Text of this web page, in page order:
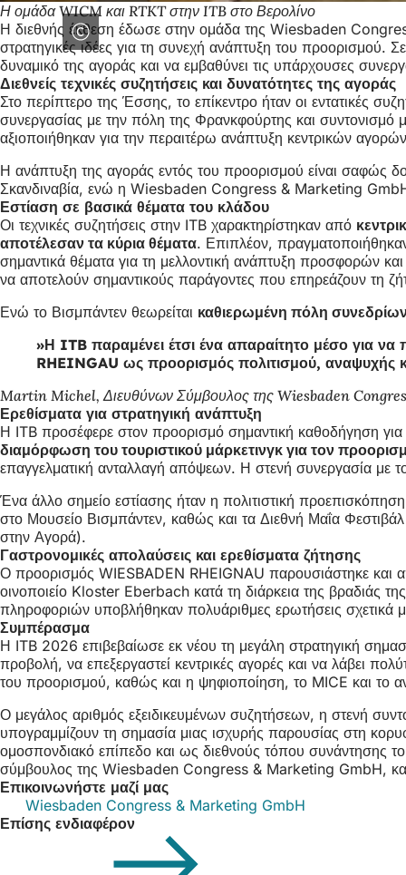
Η ομάδα WICM και RTKT στην ITB στο Βερολίνο
Η διεθνής έκθεση έδωσε στην ομάδα της Wiesbaden
στρατηγικές ιδέες για τη συνεχή ανάπτυξη του προορισμού.
δυναμικό της αγοράς και να εμβαθύνει τις υπάρχουσες
Διεθνείς τεχνικές συζητήσεις και δυνατότητες της αγοράς
Στο περίπτερο της Έσσης, το επίκεντρο ήταν οι εντατικές
συνεργασίας με την πόλη της Φρανκφούρτης και συντονισμό
αξιοποιήθηκαν για την περαιτέρω ανάπτυξη κεντρικών
Η ανάπτυξη της αγοράς εντός του προορισμού είναι σαφώς
Σκανδιναβία, ενώ η Wiesbaden Congress & Marketing GmbH
Εστίαση σε βασικά θέματα του κλάδου
Οι τεχνικές συζητήσεις στην ITB χαρακτηρίστηκαν από
αποτέλεσαν τα κύρια θέματα. Επιπλέον,
σημαντικά θέματα για τη μελλοντική ανάπτυξη προσφορών
να αποτελούν σημαντικούς παράγοντες που επηρεάζουν τη
Ενώ το Βισμπάντεν θεωρείται καθιερωμένη πόλη
Η ITB παραμένει έτσι ένα απαραίτητο μέσο για
RHEINGAU ως προορισμός πολιτισμού, αναψυχής
Martin Michel, Διευθύνων Σύμβουλος της Wiesbaden
Ερεθίσματα για στρατηγική ανάπτυξη
Η ITB προσέφερε στον προορισμό σημαντική καθοδήγηση για
διαμόρφωση του τουριστικού μάρκετινγκ για τον
επαγγελματική ανταλλαγή απόψεων. Η στενή συνεργασία με
Ένα άλλο σημείο εστίασης ήταν η πολιτιστική
στο Μουσείο Βισμπάντεν, καθώς και τα Διεθνή Μαΐα
στην Αγορά).
Γαστρονομικές απολαύσεις και ερεθίσματα ζήτησης
Ο προορισμός WIESBADEN RHEIGNAU παρουσιάστηκε και
οινοποιείο Kloster Eberbach κατά τη διάρκεια της βραδιάς
πληροφοριών υποβλήθηκαν πολυάριθμες ερωτήσεις σχετικά
Συμπέρασμα
Η ITB 2026 επιβεβαίωσε εκ νέου τη μεγάλη στρατηγική
προβολή, να επεξεργαστεί κεντρικές αγορές και να λάβει
του προορισμού, καθώς και η ψηφιοποίηση, το MICE και το
Ο μεγάλος αριθμός εξειδικευμένων συζητήσεων, η στενή
υπογραμμίζουν τη σημασία μιας ισχυρής παρουσίας στη
ομοσπονδιακό επίπεδο και ως διεθνούς τόπου συνάντησης
σύμβουλος της Wiesbaden Congress & Marketing GmbH,
Επικοινωνήστε μαζί μας
Wiesbaden Congress & Marketing GmbH
Επίσης ενδιαφέρον